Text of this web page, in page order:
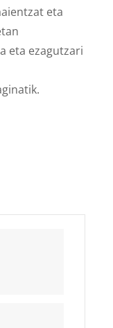
eta
eta ezagutzari